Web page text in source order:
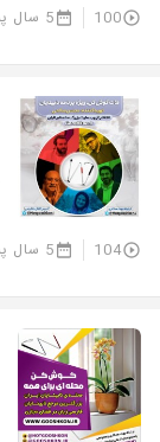
100 5 سال پیش
104 5 سال پیش